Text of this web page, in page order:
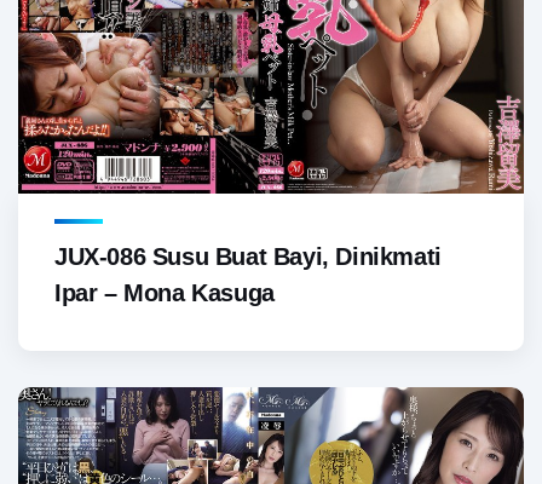
JUX-086 Susu Buat Bayi, Dinikmati
Ipar – Mona Kasuga